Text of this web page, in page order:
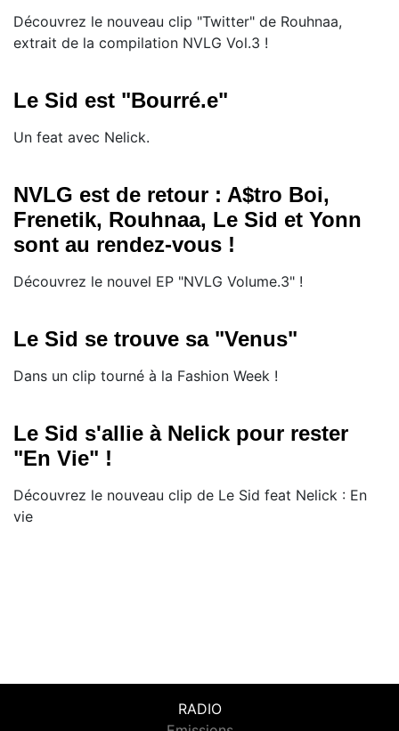
Découvrez le nouveau clip "Twitter" de Rouhnaa,
extrait de la compilation NVLG Vol.3 !
Le Sid est "Bourré.e"
Un feat avec Nelick.
NVLG est de retour : A$tro Boi,
Frenetik, Rouhnaa, Le Sid et Yonn
sont au rendez-vous !
Découvrez le nouvel EP "NVLG Volume.3" !
Le Sid se trouve sa "Venus"
Dans un clip tourné à la Fashion Week !
Le Sid s'allie à Nelick pour rester
"En Vie" !
Découvrez le nouveau clip de Le Sid feat Nelick : En
vie
RADIO